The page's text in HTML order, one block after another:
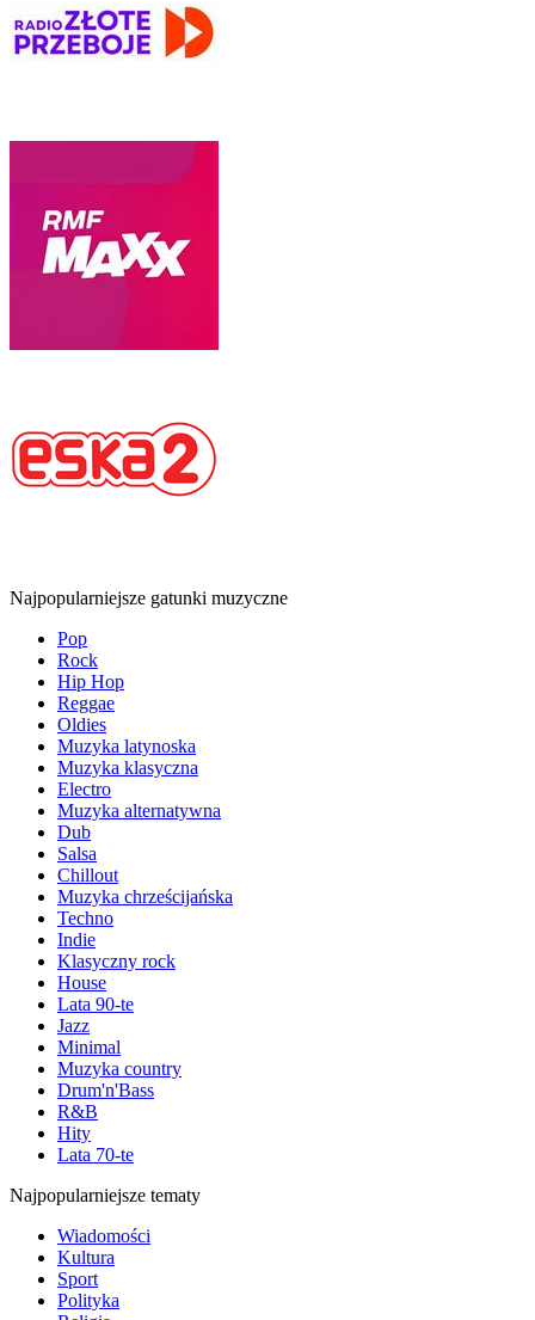
Najpopularniejsze gatunki muzyczne
Pop
Rock
Hip Hop
Reggae
Oldies
Muzyka latynoska
Muzyka klasyczna
Electro
Muzyka alternatywna
Dub
Salsa
Chillout
Muzyka chrześcijańska
Techno
Indie
Klasyczny rock
House
Lata 90-te
Jazz
Minimal
Muzyka country
Drum'n'Bass
R&B
Hity
Lata 70-te
Najpopularniejsze tematy
Wiadomości
Kultura
Sport
Polityka